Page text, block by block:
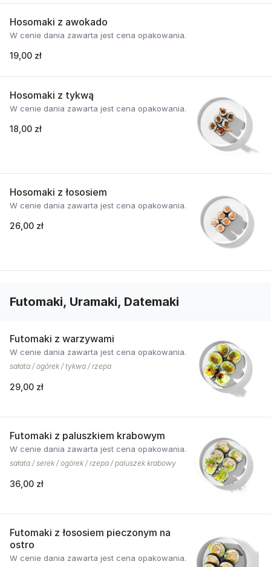
Hosomaki z awokado
W cenie dania zawarta jest cena opakowania.
19,00 zł
Hosomaki z tykwą
W cenie dania zawarta jest cena opakowania.
18,00 zł
Hosomaki z łososiem
W cenie dania zawarta jest cena opakowania.
26,00 zł
Futomaki, Uramaki, Datemaki
Futomaki z warzywami
W cenie dania zawarta jest cena opakowania.
sałata / ogórek / tykwa / rzepa
29,00 zł
Futomaki z paluszkiem krabowym
W cenie dania zawarta jest cena opakowania.
sałata / serek / ogórek / rzepa / paluszek krabowy
36,00 zł
Futomaki z łososiem pieczonym na
ostro
W cenie dania zawarta jest cena opakowania.